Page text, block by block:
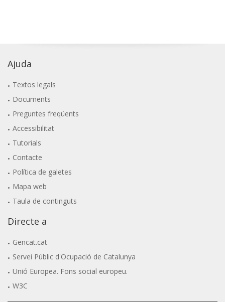
Ajuda
Textos legals
Documents
Preguntes freqüents
Accessibilitat
Tutorials
Contacte
Política de galetes
Mapa web
Taula de continguts
Directe a
Gencat.cat
Servei Públic d'Ocupació de Catalunya
Unió Europea. Fons social europeu.
W3C